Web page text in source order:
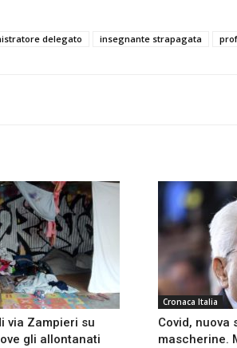
delegato insegnante strapagata
via Zampieri su
gli allontanati
Cronaca Italia
Covid, nuova
mascherine.